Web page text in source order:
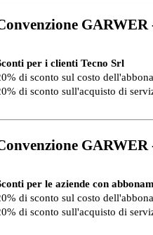
per i clienti Tecno Srl
di sconto sul costo
di sconto sull'acquisto di
per le aziende con
di sconto sul costo
di sconto sull'acquisto di